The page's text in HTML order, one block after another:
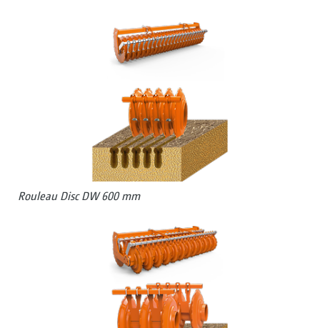
Rouleau Disc DW 600 mm